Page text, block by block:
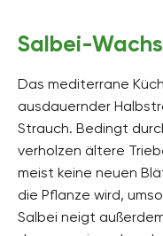
Salbei-
Das mediterrane
ausdauernder
Strauch. Bedingt
verholzen ältere
meist keine neuen
die Pflanze wird,
Salbei neigt